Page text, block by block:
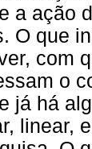
a ação
O que
com
o
já há
linear,